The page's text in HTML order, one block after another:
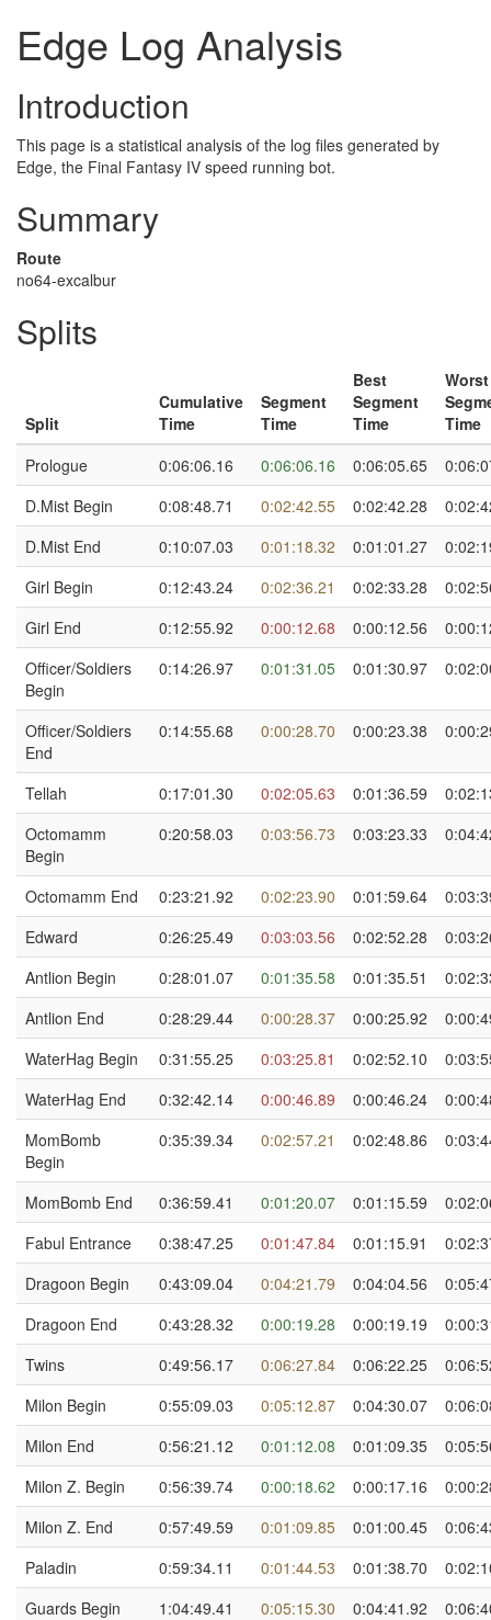
Edge Log Analysis
Introduction
This page is a statistical analysis of the log files generated by
Edge, the Final Fantasy IV speed running bot.
Summary
Route
no64-excalbur
Splits
Split
Cumulative
Time
Segment
Time
Best
Segment
Time
Worst
Time
Prologue
0:06:06.16 0:06:06.16 0:06:05.65
D.Mist Begin
0:08:48.71 0:02:42.55 0:02:42.28
D.Mist End
0:10:07.03 0:01:18.32 0:01:01.27
Girl Begin
0:12:43.24 0:02:36.21 0:02:33.28
Girl End
0:12:55.92 0:00:12.68 0:00:12.56
Officer/Soldiers
Begin
0:14:26.97 0:01:31.05 0:01:30.97
Officer/Soldiers
End
0:14:55.68 0:00:28.70 0:00:23.38
Tellah 0:17:01.30 0:02:05.63 0:01:36.59
Octomamm
Begin
0:20:58.03 0:03:56.73 0:03:23.33
Octomamm End 0:23:21.92 0:02:23.90 0:01:59.64
Edward
0:26:25.49 0:03:03.56 0:02:52.28
Antlion Begin
0:28:01.07 0:01:35.58 0:01:35.51
Antlion End
0:28:29.44 0:00:28.37 0:00:25.92
WaterHag Begin
0:31:55.25 0:03:25.81 0:02:52.10
WaterHag End
0:32:42.14 0:00:46.89 0:00:46.24
MomBomb
Begin
0:35:39.34 0:02:57.21 0:02:48.86
MomBomb End 0:36:59.41 0:01:20.07 0:01:15.59
Fabul Entrance
0:38:47.25 0:01:47.84 0:01:15.91
Dragoon Begin
0:43:09.04 0:04:21.79 0:04:04.56
Dragoon End
0:43:28.32 0:00:19.28 0:00:19.19
Twins
0:49:56.17 0:06:27.84 0:06:22.25
Milon Begin
0:55:09.03 0:05:12.87 0:04:30.07
Milon End
0:56:21.12 0:01:12.08 0:01:09.35
Milon Z. Begin
0:56:39.74 0:00:18.62 0:00:17.16
Milon Z. End
0:57:49.59 0:01:09.85 0:01:00.45
Paladin
0:59:34.11 0:01:44.53 0:01:38.70
Guards Begin
1:04:49.41 0:05:15.30 0:04:41.92